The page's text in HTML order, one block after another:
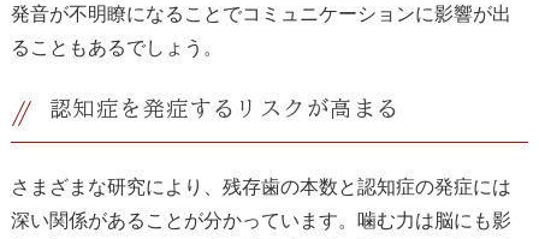
発音が不明瞭になることでコミュニケーションに影響が出
ることもあるでしょう。
認知症を発症するリスクが高まる
さまざまな研究により、残存歯の本数と認知症の発症には
深い関係があることが分かっています。噛む力は脳にも影